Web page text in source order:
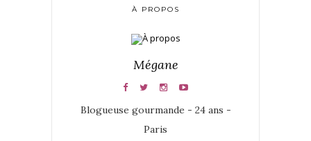
À PROPOS
Mégane
Blogueuse gourmande - 24 ans -
Paris